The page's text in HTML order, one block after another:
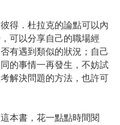
得．杜拉克的論點可以內
可以分享自己的職場經
有遇到類似的狀況；自己
的事情一再發生，不妨試
解決問題的方法，也許可
本書，花一點點時間閱